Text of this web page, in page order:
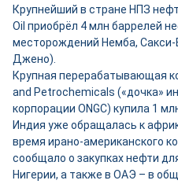
Крупнейший в стране НПЗ
Oil приобрёл 4 млн баррелей
месторождений Немба, Сакси-
Джено).
Крупная перерабатывающая
and Petrochemicals («дочка»
корпорации ONGC) купила 1
Индия уже обращалась к
время ирано-американского
сообщало о закупках нефти
Нигерии, а также в ОАЭ – в